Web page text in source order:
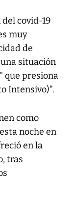
covid-19
muy
de
situación
que presiona
Intensivo)".
como
noche en
en la
tras